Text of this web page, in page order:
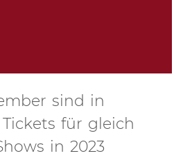
sind in
für gleich
in 2023